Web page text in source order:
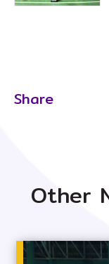
Share
Other